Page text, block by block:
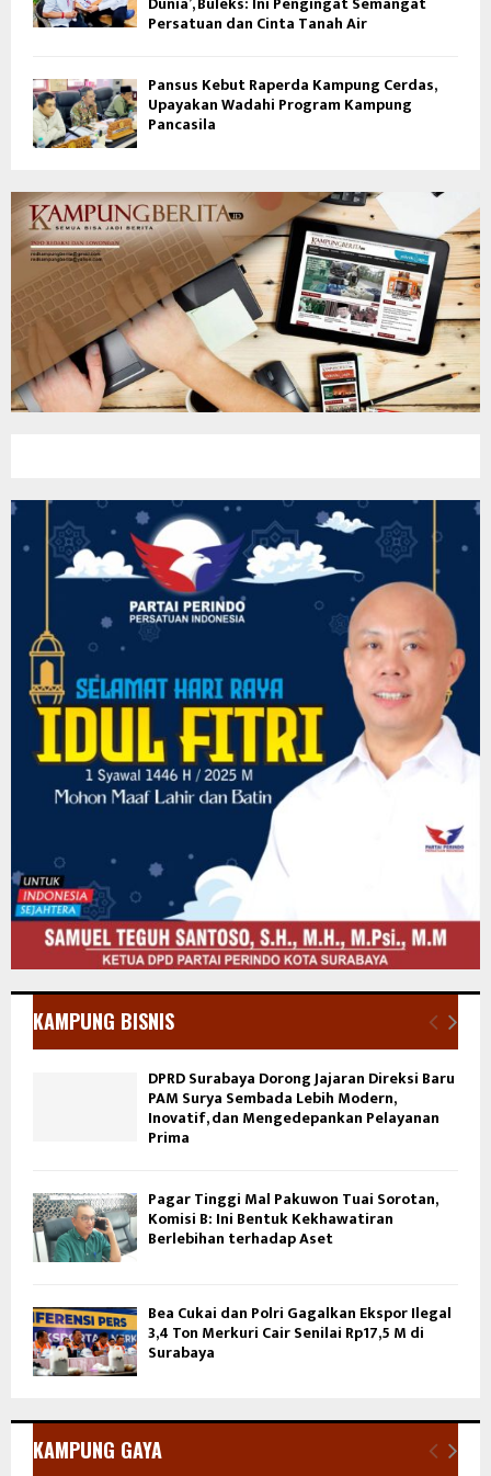
Persatuan dan Cinta Tanah Air
Pansus Kebut Raperda Kampung Cerdas,
Upayakan Wadahi Program Kampung
Pancasila
KAMPUNG BISNIS
DPRD Surabaya Dorong Jajaran Direksi Baru
PAM Surya Sembada Lebih Modern,
Inovatif, dan Mengedepankan Pelayanan
Prima
Pagar Tinggi Mal Pakuwon Tuai Sorotan,
Komisi B: Ini Bentuk Kekhawatiran
Berlebihan terhadap Aset
Bea Cukai dan Polri Gagalkan Ekspor Ilegal
3,4 Ton Merkuri Cair Senilai Rp17,5 M di
Surabaya
KAMPUNG GAYA